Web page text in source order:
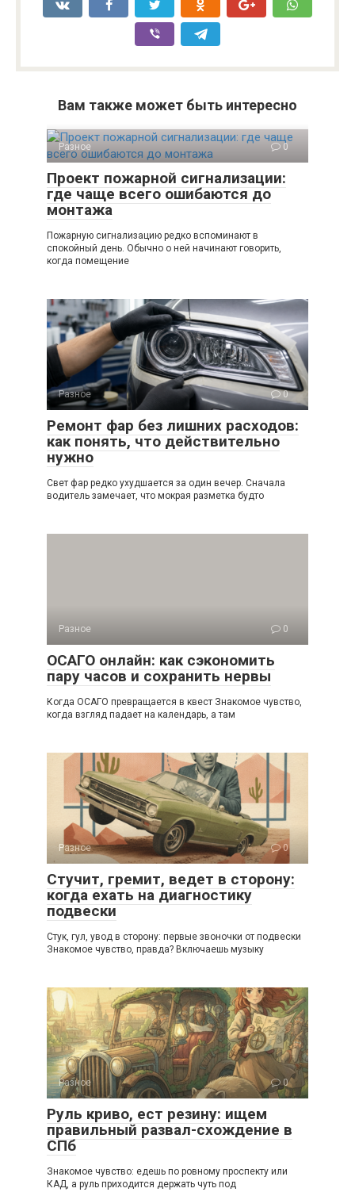
Вам также может быть интересно
Разное 0
Проект пожарной сигнализации:
где чаще всего ошибаются до
монтажа
Пожарную сигнализацию редко вспоминают в
спокойный день. Обычно о ней начинают говорить,
когда помещение
Разное 0
Ремонт фар без лишних расходов:
как понять, что действительно
нужно
Свет фар редко ухудшается за один вечер. Сначала
водитель замечает, что мокрая разметка будто
Разное 0
ОСАГО онлайн: как сэкономить
пару часов и сохранить нервы
Когда ОСАГО превращается в квест Знакомое чувство,
когда взгляд падает на календарь, а там
Разное 0
Стучит, гремит, ведет в сторону:
когда ехать на диагностику
подвески
Стук, гул, увод в сторону: первые звоночки от подвески
Знакомое чувство, правда? Включаешь музыку
Разное 0
Руль криво, ест резину: ищем
правильный развал-схождение в
СПб
Знакомое чувство: едешь по ровному проспекту или
КАД, а руль приходится держать чуть под